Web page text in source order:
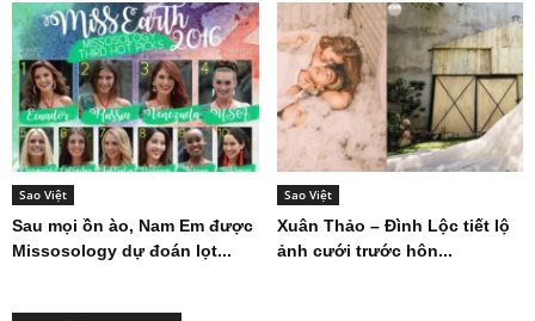
Sao Việt
Sau mọi ồn ào, Nam Em được
Missosology dự đoán lọt...
Sao Việt
Xuân Thảo – Đình Lộc tiết lộ
ảnh cưới trước hôn...